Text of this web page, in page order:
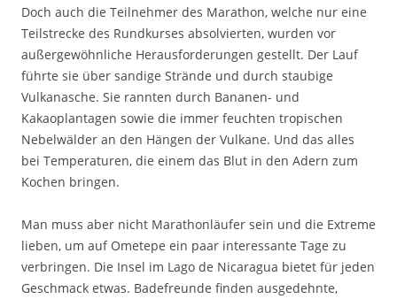
Doch auch die Teilnehmer des Marathon, welche nur eine
Teilstrecke des Rundkurses absolvierten, wurden vor
außergewöhnliche Herausforderungen gestellt. Der Lauf
führte sie über sandige Strände und durch staubige
Vulkanasche. Sie rannten durch Bananen- und
Kakaoplantagen sowie die immer feuchten tropischen
Nebelwälder an den Hängen der Vulkane. Und das alles
bei Temperaturen, die einem das Blut in den Adern zum
Kochen bringen.
Man muss aber nicht Marathonläufer sein und die Extreme
lieben, um auf Ometepe ein paar interessante Tage zu
verbringen. Die Insel im Lago de Nicaragua bietet für jeden
Geschmack etwas. Badefreunde finden ausgedehnte,